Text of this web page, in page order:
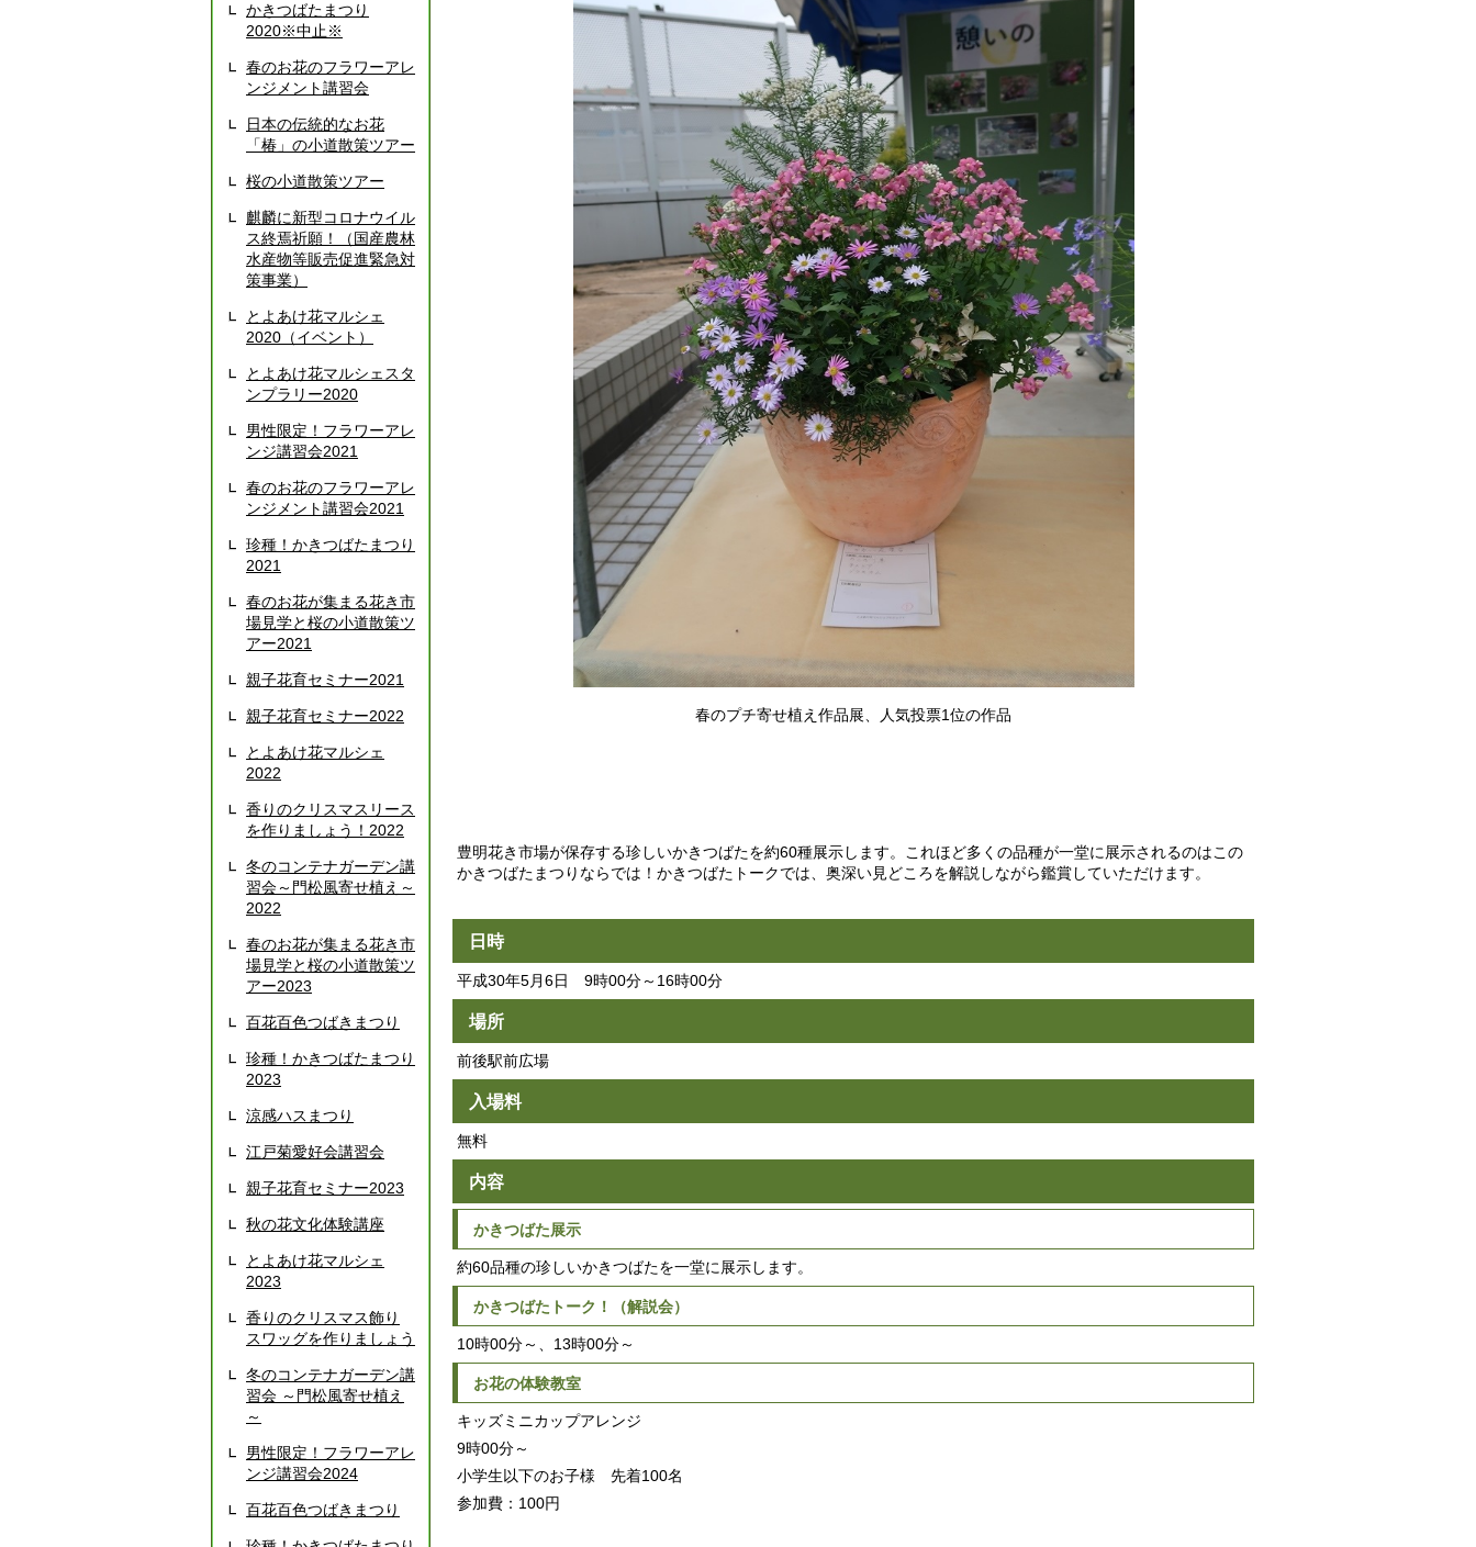
かきつばたまつり
2020※中止※
春のお花のフラワーアレ
ンジメント講習会
日本の伝統的なお花
「椿」の小道散策ツアー
桜の小道散策ツアー
麒麟に新型コロナウイル
ス終焉祈願！（国産農林
水産物等販売促進緊急対
策事業）
とよあけ花マルシェ
2020（イベント）
とよあけ花マルシェスタ
ンプラリー2020
男性限定！フラワーアレ
ンジ講習会2021
春のお花のフラワーアレ
ンジメント講習会2021
珍種！かきつばたまつり
2021
春のお花が集まる花き市
場見学と桜の小道散策ツ
アー2021
親子花育セミナー2021
親子花育セミナー2022
とよあけ花マルシェ
2022
香りのクリスマスリース
を作りましょう！2022
冬のコンテナガーデン講
習会～門松風寄せ植え～
2022
春のお花が集まる花き市
場見学と桜の小道散策ツ
アー2023
百花百色つばきまつり
珍種！かきつばたまつり
2023
涼感ハスまつり
江戸菊愛好会講習会
親子花育セミナー2023
秋の花文化体験講座
とよあけ花マルシェ
2023
香りのクリスマス飾り
スワッグを作りましょう
冬のコンテナガーデン講
習会 ～門松風寄せ植え
～
男性限定！フラワーアレ
ンジ講習会2024
百花百色つばきまつり
春のプチ寄せ植え作品展、人気投票1位の作品
豊明花き市場が保存する珍しいかきつばたを約60種展示します。これほど多くの品種が一堂に展示されるのはこの
かきつばたまつりならでは！かきつばたトークでは、奥深い見どころを解説しながら鑑賞していただけます。
日時
平成30年5月6日 9時00分～16時00分
場所
前後駅前広場
入場料
無料
内容
かきつばた展示
約60品種の珍しいかきつばたを一堂に展示します。
かきつばたトーク！（解説会）
10時00分～、13時00分～
お花の体験教室
キッズミニカップアレンジ
9時00分～
小学生以下のお子様 先着100名
参加費：100円